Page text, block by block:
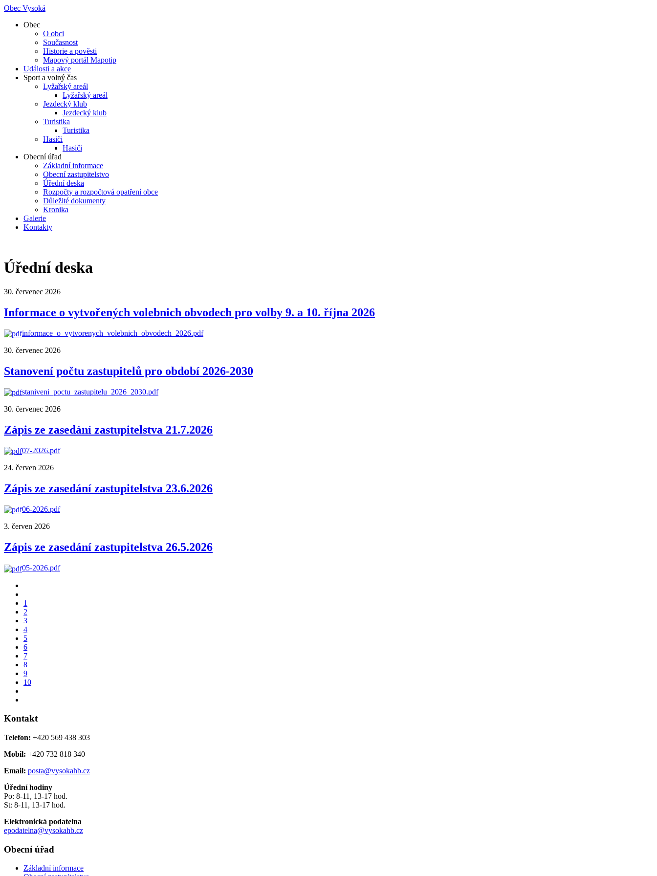
Obec Vysoká
Obec
O obci
Současnost
Historie a pověsti
Mapový portál Mapotip
Události a akce
Sport a volný čas
Lyžařský areál
Lyžařský areál
Jezdecký klub
Jezdecký klub
Turistika
Turistika
Hasiči
Hasiči
Obecní úřad
Základní informace
Obecní zastupitelstvo
Úřední deska
Rozpočty a rozpočtová opatření obce
Důležité dokumenty
Kronika
Galerie
Kontakty
Úřední deska
30. červenec 2026
Informace o vytvořených volebnich obvodech pro volby 9. a 10. října 2026
informace_o_vytvorenych_volebnich_obvodech_2026.pdf
30. červenec 2026
Stanovení počtu zastupitelů pro období 2026-2030
staniveni_poctu_zastupitelu_2026_2030.pdf
30. červenec 2026
Zápis ze zasedání zastupitelstva 21.7.2026
07-2026.pdf
24. červen 2026
Zápis ze zasedání zastupitelstva 23.6.2026
06-2026.pdf
3. červen 2026
Zápis ze zasedání zastupitelstva 26.5.2026
05-2026.pdf
1
2
3
4
5
6
7
8
9
10
Kontakt
Telefon: +420 569 438 303
Mobil: +420 732 818 340
Email: posta@vysokahb.cz
Úřední hodiny
Po: 8-11, 13-17 hod.
St: 8-11, 13-17 hod.
Elektronická podatelna
epodatelna@vysokahb.cz
Obecní úřad
Základní informace